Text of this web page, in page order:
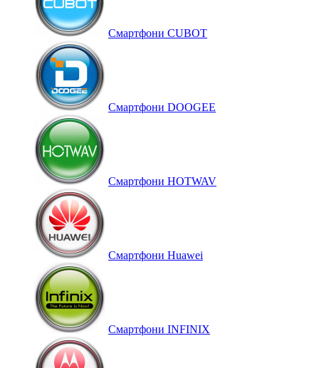
Смартфони CUBOT
Смартфони DOOGEE
Смартфони HOTWAV
Смартфони Huawei
Смартфони INFINIX